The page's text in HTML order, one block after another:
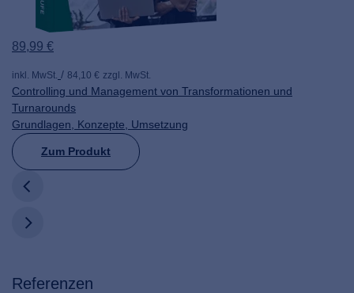
89,99 €
inkl. MwSt. 84,10 € zzgl. MwSt.
Controlling und Management von Transformationen und
Turnarounds
Grundlagen, Konzepte, Umsetzung
Zum Produkt
Referenzen